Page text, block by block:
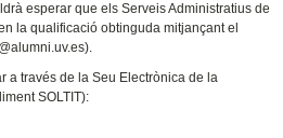
esperar que els Serveis Administratius de
la qualificació obtinguda mitjançant el
a través de la Seu Electrònica de la
SOLTIT):